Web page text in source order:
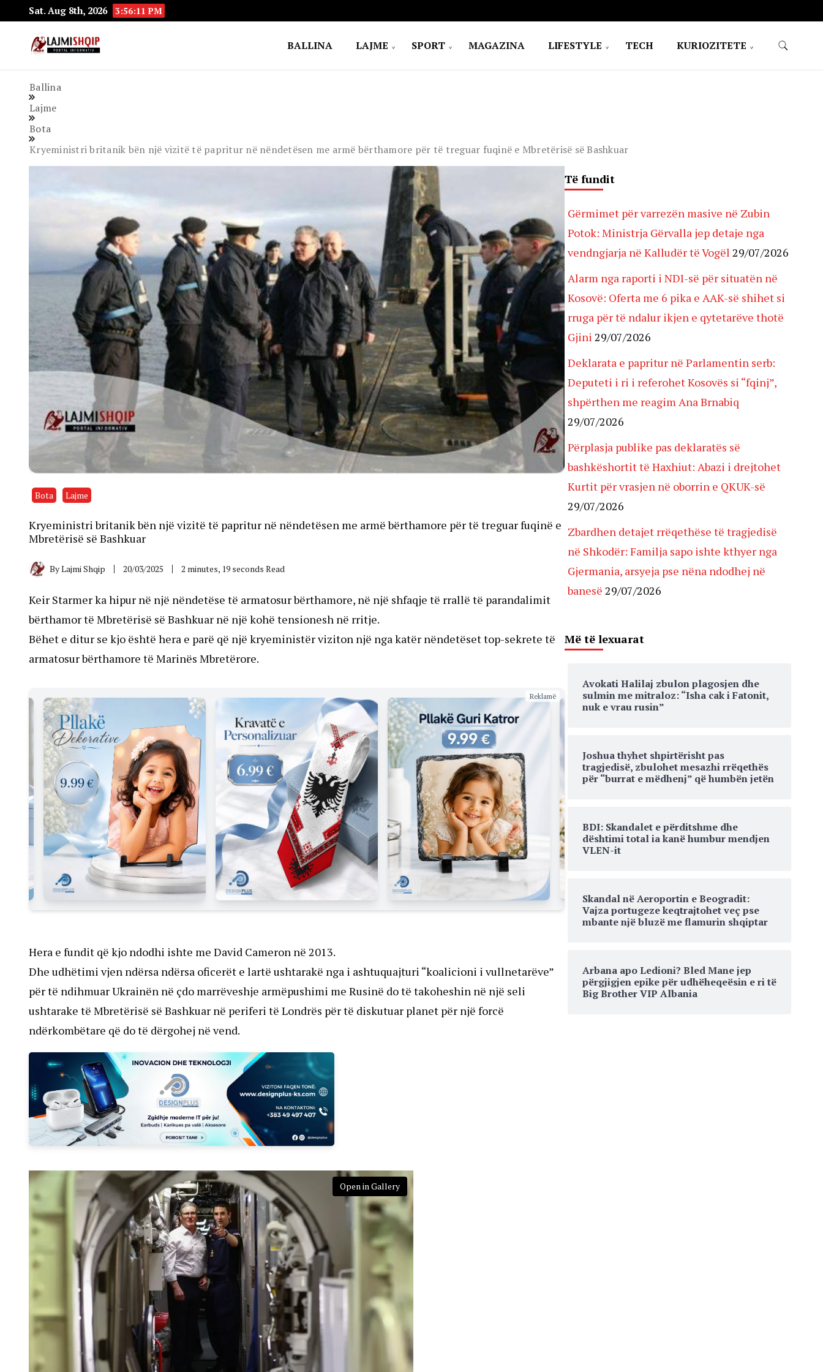
Sat. Aug 8th, 2026 3:56:13 PM
BALLINA LAJME SPORT MAGAZINA LIFESTYLE TECH KURIOZITETE
Ballina
Lajme
Bota
Kryeministri britanik bën një vizitë të papritur në nëndetësen me armë bërthamore për të treguar fuqinë e Mbretërisë së Bashkuar
Bota Lajme
Kryeministri britanik bën një vizitë të papritur në nëndetësen me armë bërthamore për të treguar fuqinë e
Mbretërisë së Bashkuar
ByLajmi Shqip 20/03/2025 2 minutes, 19 seconds Read
Keir Starmer ka hipur në një nëndetëse të armatosur bërthamore, në një shfaqje të rrallë të parandalimit
bërthamor të Mbretërisë së Bashkuar në një kohë tensionesh në rritje.
Bëhet e ditur se kjo është hera e parë që një kryeministër viziton një nga katër nëndetëset top-sekrete të
armatosur bërthamore të Marinës Mbretërore.
Reklamë
Hera e fundit që kjo ndodhi ishte me David Cameron në 2013.
Dhe udhëtimi vjen ndërsa ndërsa oficerët e lartë ushtarakë nga i ashtuquajturi “koalicioni i vullnetarëve”
për të ndihmuar Ukrainën në çdo marrëveshje armëpushimi me Rusinë do të takoheshin në një seli
ushtarake të Mbretërisë së Bashkuar në periferi të Londrës për të diskutuar planet për një forcë
ndërkombëtare që do të dërgohej në vend.
Open in Gallery
Të fundit
Gërmimet për varrezën masive në Zubin
Potok: Ministrja Gërvalla jep detaje nga
vendngjarja në Kalludër të Vogël 29/07/2026
Alarm nga raporti i NDI-së për situatën në
Kosovë: Oferta me 6 pika e AAK-së shihet si
rruga për të ndalur ikjen e qytetarëve thotë
Gjini 29/07/2026
Deklarata e papritur në Parlamentin serb:
Deputeti i ri i referohet Kosovës si “fqinj”,
shpërthen me reagim Ana Brnabiq
29/07/2026
Përplasja publike pas deklaratës së
bashkëshortit të Haxhiut: Abazi i drejtohet
Kurtit për vrasjen në oborrin e QKUK-së
29/07/2026
Zbardhen detajet rrëqethëse të tragjedisë
në Shkodër: Familja sapo ishte kthyer nga
Gjermania, arsyeja pse nëna ndodhej në
banesë 29/07/2026
Më të lexuarat
Avokati Halilaj zbulon plagosjen dhe
sulmin me mitraloz: “Isha cak i Fatonit,
nuk e vrau rusin”
Joshua thyhet shpirtërisht pas
tragjedisë, zbulohet mesazhi rrëqethës
për “burrat e mëdhenj” që humbën jetën
BDI: Skandalet e përditshme dhe
dështimi total ia kanë humbur mendjen
VLEN-it
Skandal në Aeroportin e Beogradit:
Vajza portugeze keqtrajtohet veç pse
mbante një bluzë me flamurin shqiptar
Arbana apo Ledioni? Bled Mane jep
përgjigjen epike për udhëheqeësin e ri të
Big Brother VIP Albania